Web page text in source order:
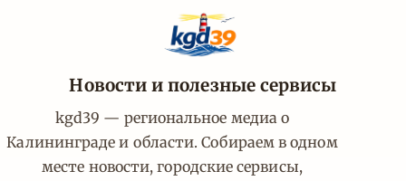
Новости и полезные сервисы
kgd39 — региональное медиа о
Калининграде и области. Собираем в одном
месте новости, городские сервисы,